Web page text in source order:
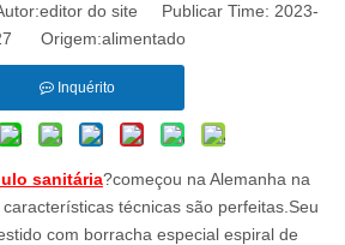
do site Publicar Time: 2023-
Origem:alimentado
Inquérito
sanitária?começou na Alemanha na
técnicas são perfeitas.Seu
com borracha especial espiral de